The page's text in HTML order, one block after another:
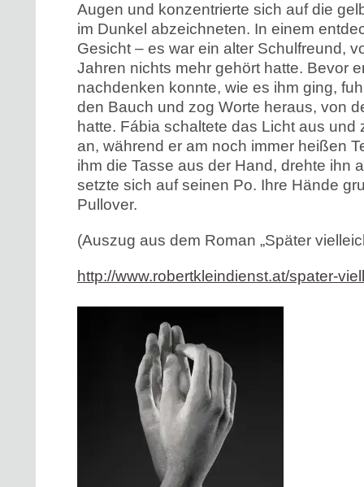
Augen und konzentrierte sich auf die
im Dunkel abzeichneten. In einem
Gesicht – es war ein alter Schulfreund,
Jahren nichts mehr gehört hatte. Bevor
nachdenken konnte, wie es ihm ging,
den Bauch und zog Worte heraus, von
hatte. Fábia schaltete das Licht aus und
an, während er am noch immer heißen
ihm die Tasse aus der Hand, drehte ihn
setzte sich auf seinen Po. Ihre Hände
Pullover.
(Auszug aus dem Roman „Später
http://www.robertkleindienst.at/spater-